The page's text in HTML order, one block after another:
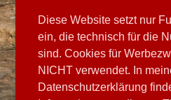
Diese Website setzt nur
ein, die technisch für die
sind. Cookies für
NICHT verwendet. In
Datenschutzerklärung